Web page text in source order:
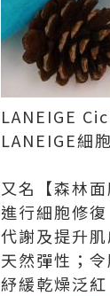
LANEIGE
LANEIGE細
又名【森林
進行細胞修
代謝及提升
天然彈性；
紓緩乾燥泛紅